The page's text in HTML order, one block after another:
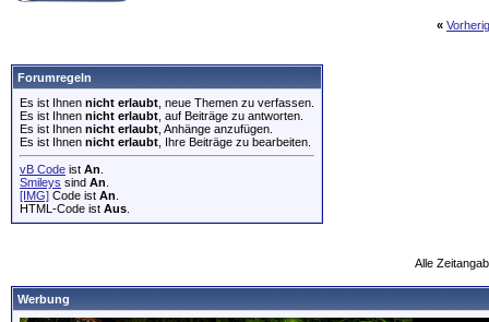
«
Forumregeln
Es ist Ihnen nicht erlaubt , neue Themen zu verfassen.
Es ist Ihnen nicht erlaubt , auf Beiträge zu antworten.
Es ist Ihnen nicht erlaubt , Anhänge anzufügen.
Es ist Ihnen nicht erlaubt , Ihre Beiträge zu bearbeiten.
vB Code ist An
Smileys sind An
[IMG] Code ist An
HTML-Code ist Aus
Alle
Werbung